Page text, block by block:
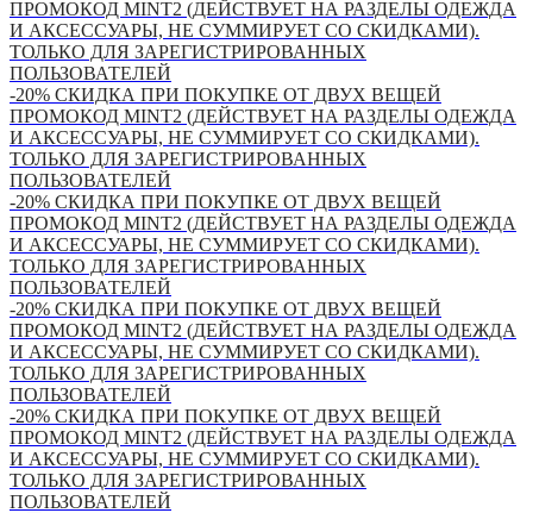
ПРОМОКОД MINT2 (ДЕЙСТВУЕТ НА РАЗДЕЛЫ ОДЕЖДА
И АКСЕССУАРЫ, НЕ СУММИРУЕТ СО СКИДКАМИ).
ТОЛЬКО ДЛЯ ЗАРЕГИСТРИРОВАННЫХ
ПОЛЬЗОВАТЕЛЕЙ
-20% СКИДКА ПРИ ПОКУПКЕ ОТ ДВУХ ВЕЩЕЙ
ПРОМОКОД MINT2 (ДЕЙСТВУЕТ НА РАЗДЕЛЫ ОДЕЖДА
И АКСЕССУАРЫ, НЕ СУММИРУЕТ СО СКИДКАМИ).
ТОЛЬКО ДЛЯ ЗАРЕГИСТРИРОВАННЫХ
ПОЛЬЗОВАТЕЛЕЙ
-20% СКИДКА ПРИ ПОКУПКЕ ОТ ДВУХ ВЕЩЕЙ
ПРОМОКОД MINT2 (ДЕЙСТВУЕТ НА РАЗДЕЛЫ ОДЕЖДА
И АКСЕССУАРЫ, НЕ СУММИРУЕТ СО СКИДКАМИ).
ТОЛЬКО ДЛЯ ЗАРЕГИСТРИРОВАННЫХ
ПОЛЬЗОВАТЕЛЕЙ
-20% СКИДКА ПРИ ПОКУПКЕ ОТ ДВУХ ВЕЩЕЙ
ПРОМОКОД MINT2 (ДЕЙСТВУЕТ НА РАЗДЕЛЫ ОДЕЖДА
И АКСЕССУАРЫ, НЕ СУММИРУЕТ СО СКИДКАМИ).
ТОЛЬКО ДЛЯ ЗАРЕГИСТРИРОВАННЫХ
ПОЛЬЗОВАТЕЛЕЙ
-20% СКИДКА ПРИ ПОКУПКЕ ОТ ДВУХ ВЕЩЕЙ
ПРОМОКОД MINT2 (ДЕЙСТВУЕТ НА РАЗДЕЛЫ ОДЕЖДА
И АКСЕССУАРЫ, НЕ СУММИРУЕТ СО СКИДКАМИ).
ТОЛЬКО ДЛЯ ЗАРЕГИСТРИРОВАННЫХ
ПОЛЬЗОВАТЕЛЕЙ